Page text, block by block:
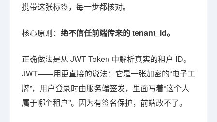
携带这张标签，每一步都核对。
核心原则： 绝不信任前端传来的 tenant_id。
正确做法是从 JWT Token 中解析真实的租户 ID。
JWT——用更直接的说法：它是一张加密的“电子工
牌”，用户登录时由服务端签发，里面写着“这个人
属于哪个租户”。因为有签名保护，前端改不了。